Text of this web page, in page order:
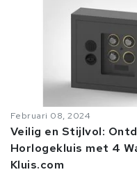
Februari 08, 2024
Veilig en Stijlvol:
Horlogekluis met 4
Kluis.com